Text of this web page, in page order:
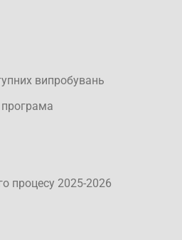
випробувань
процесу 2025-2026